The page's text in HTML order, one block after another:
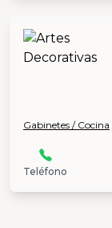
Gabinetes / Cocina
Teléfono